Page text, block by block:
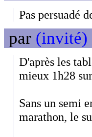
Pas persuadé
par (invité)
D'après les
mieux 1h28
Sans un semi
marathon, le